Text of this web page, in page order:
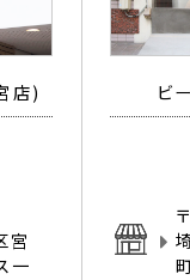
店)
宮
一
ビ